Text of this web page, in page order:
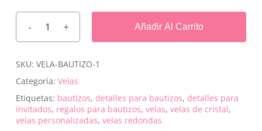
Añadir Al Carrito
SKU: VELA-BAUTIZO-1
Categoría: Velas
Etiquetas: bautizos, detalles para bautizos, detalles para
invitados, regalos para bautizos, velas, velas de cristal,
velas personalizadas, velas redondas